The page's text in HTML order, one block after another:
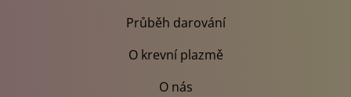
Průběh darování
O krevní plazmě
O nás